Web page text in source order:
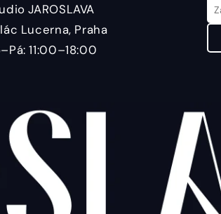
JAROSLAVA
Lucerna, Praha
11:00–18:00